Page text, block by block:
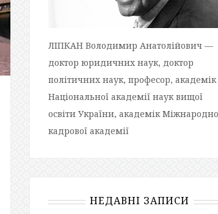
ЛІПКАН Володимир Анатолійович —
доктор юридичних наук, доктор
політичних наук, професор, академік
Національної академії наук вищої
освіти України, академік
кадрової академії
НЕДАВНІ ЗАПИСИ